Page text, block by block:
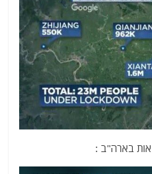
בארה"ב :